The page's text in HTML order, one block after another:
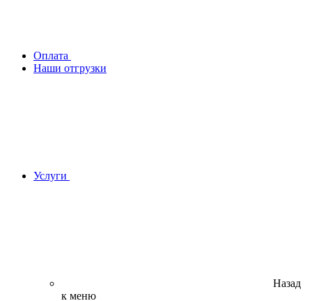
Оплата
Наши отгрузки
Услуги
Назад
к меню